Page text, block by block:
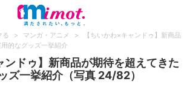
る > マンガ・アニメ >
【ちいかわ×キャンドゥ】新商品
的なグッズ一挙紹介
ンドゥ】新商品が期待を超えてきた
ズ一挙紹介（写真 24/82）